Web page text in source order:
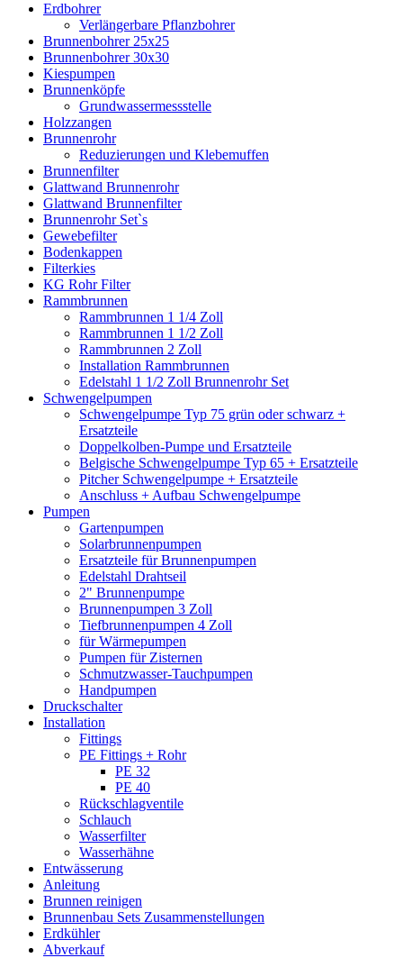
Erdbohrer
Verlängerbare Pflanzbohrer
Brunnenbohrer 25x25
Brunnenbohrer 30x30
Kiespumpen
Brunnenköpfe
Grundwassermessstelle
Holzzangen
Brunnenrohr
Reduzierungen und Klebemuffen
Brunnenfilter
Glattwand Brunnenrohr
Glattwand Brunnenfilter
Brunnenrohr Set`s
Gewebefilter
Bodenkappen
Filterkies
KG Rohr Filter
Rammbrunnen
Rammbrunnen 1 1/4 Zoll
Rammbrunnen 1 1/2 Zoll
Rammbrunnen 2 Zoll
Installation Rammbrunnen
Edelstahl 1 1/2 Zoll Brunnenrohr Set
Schwengelpumpen
Schwengelpumpe Typ 75 grün oder schwarz +
Ersatzteile
Doppelkolben-Pumpe und Ersatzteile
Belgische Schwengelpumpe Typ 65 + Ersatzteile
Pitcher Schwengelpumpe + Ersatzteile
Anschluss + Aufbau Schwengelpumpe
Pumpen
Gartenpumpen
Solarbrunnenpumpen
Ersatzteile für Brunnenpumpen
Edelstahl Drahtseil
2" Brunnenpumpe
Brunnenpumpen 3 Zoll
Tiefbrunnenpumpen 4 Zoll
für Wärmepumpen
Pumpen für Zisternen
Schmutzwasser-Tauchpumpen
Handpumpen
Druckschalter
Installation
Fittings
PE Fittings + Rohr
PE 32
PE 40
Rückschlagventile
Schlauch
Wasserfilter
Wasserhähne
Entwässerung
Anleitung
Brunnen reinigen
Brunnenbau Sets Zusammenstellungen
Erdkühler
Abverkauf